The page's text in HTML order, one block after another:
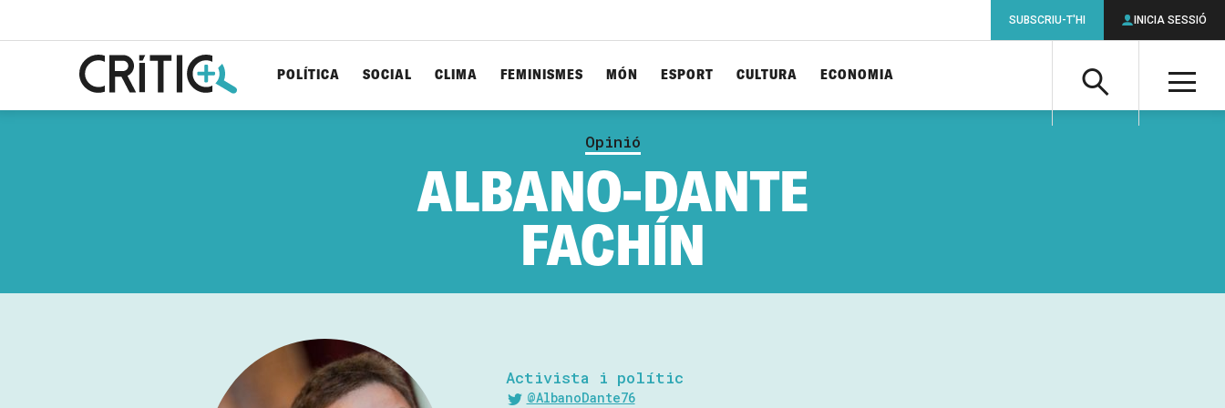
Cerca
POLÍTICA SOCIAL CLIMA FEMINISMES MÓN ESPORT CULTURA ECONOMIA
SUBSCRIU-T'HI INICIA SESSIÓ
Opinió
ALBANO-DANTE
FACHÍN
Activista i polític
@AlbanoDante76